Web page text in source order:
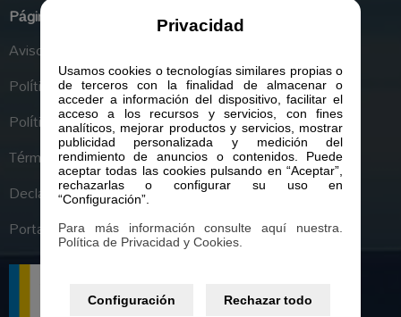
Privacidad
Usamos cookies o tecnologías similares propias o
de terceros con la finalidad de almacenar o
acceder a información del dispositivo, facilitar el
acceso a los recursos y servicios, con fines
analíticos, mejorar productos y servicios, mostrar
publicidad personalizada y medición del
rendimiento de anuncios o contenidos. Puede
aceptar todas las cookies pulsando en “Aceptar”,
rechazarlas o configurar su uso en
“Configuración”.
Para más información consulte aquí nuestra.
Política de Privacidad y Cookies.
Configuración Rechazar todo
Páginas legales
Aviso Legal
Política de Privacidad
Política de Cookies
Términos y condiciones generales
Declaración de Accesibilidad
Portal de Transparencia